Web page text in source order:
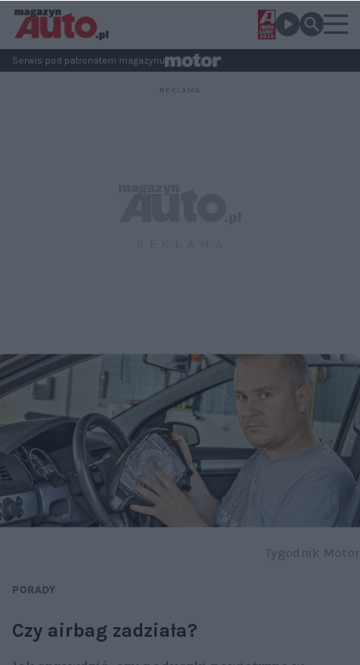
Serwis pod patronatem magazynu
PORADY
Czy airbag zadziała?